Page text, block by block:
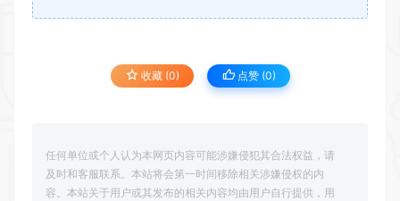
收藏 (0) 点赞 (0)
任何单位或个人认为本网页内容可能涉嫌侵犯其合法权益，请
及时和客服联系。本站将会第一时间移除相关涉嫌侵权的内
容。本站关于用户或其发布的相关内容均由用户自行提供，用